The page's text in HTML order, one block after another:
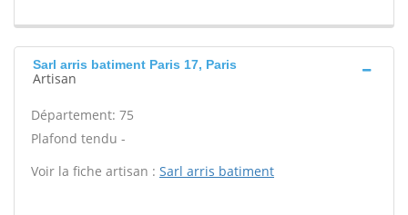
Sarl arris batiment Paris 17, Paris
Artisan
Département: 75
Plafond tendu -
Voir la fiche artisan : Sarl arris batiment